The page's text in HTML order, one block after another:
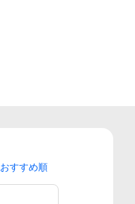
おすすめ順